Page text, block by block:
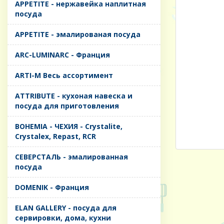
APPETITE - нержавейка наплитная
посуда
APPETITE - эмалированая посуда
ARC-LUMINARC - Франция
ARTI-M Весь ассортимент
ATTRIBUTE - кухоная навеска и
посуда для приготовления
BOHEMIA - ЧЕХИЯ - Crystalite,
Crystalex, Repast, RCR
CЕВЕРСТАЛЬ - эмалированная
посуда
DOMENIK - Франция
ELAN GALLERY - посуда для
сервировки, дома, кухни